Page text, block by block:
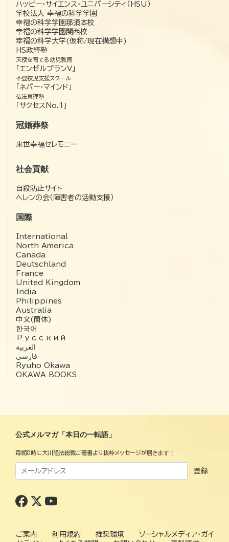
ハッピー・サイエンス・ユニバーシティ（HSU）
学校法人 幸福の科学学園
幸福の科学学園那須本校
幸福の科学学園関西校
幸福の科学大学(仮称/現在構想中)
HS政経塾
天使を育てる幼児教育
「エンゼルプランV」
不登校児支援スクール
「ネバー・マインド」
仏法真理塾
「サクセスNo.1」
冠婚葬祭
来世幸福セレモニー
社会貢献
自殺防止サイト
ヘレンの会（障害者の活動支援）
国際
International
North America
Canada
Deutschland
France
United Kingdom
India
Philippines
Australia
中文(簡体)
한국어
Русский
العربية‏
فارسی
Ryuho Okawa
OKAWA BOOKS
公式メルマガ「本日の一転語」
毎朝8時に大川隆法総裁ご著書より抜粋メッセージが届きます！
登録
ご案内 利用規約 推奨環境
ソーシャルメディア・ガイ